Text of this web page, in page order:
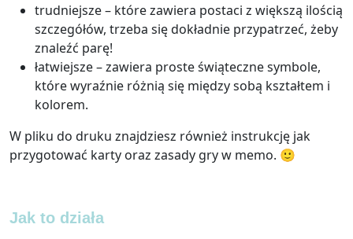
trudniejsze – które zawiera postaci z większą ilością
szczegółów, trzeba się dokładnie przypatrzeć, żeby
znaleźć parę!
łatwiejsze – zawiera proste świąteczne symbole,
które wyraźnie różnią się między sobą kształtem i
kolorem.
W pliku do druku znajdziesz również instrukcję jak
przygotować karty oraz zasady gry w memo. 🙂
Jak to działa